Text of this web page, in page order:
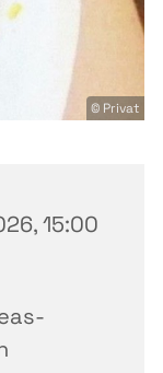
© Privat
15:00